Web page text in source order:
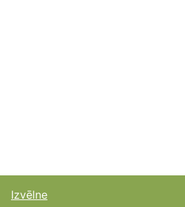
Izvēlne